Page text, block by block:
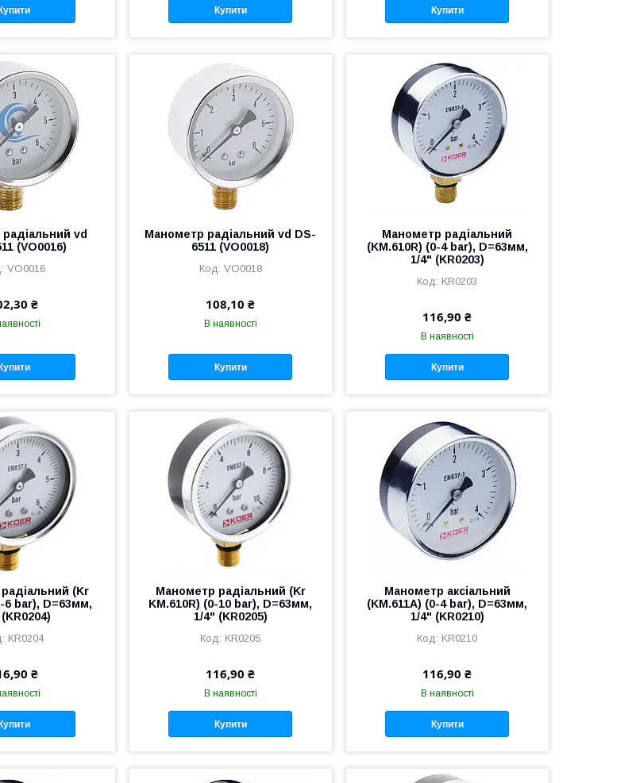
Купити Купити Купити
vd
(VO0016)
VO0016
₴
Манометр радіальний vd DS-
6511 (VO0018)
VO0018
108,10 ₴
В наявності
Купити
Манометр радіальний
(KM.610R) (0-4 bar), D=63мм,
1/4" (KR0203)
KR0203
116,90 ₴
В наявності
Купити
(Kr
6 bar), D=63мм,
KR0204
₴
Манометр радіальний (Kr
KM.610R) (0-10 bar), D=63мм,
1/4" (KR0205)
KR0205
116,90 ₴
В наявності
Купити
Манометр аксіальний
(KM.611A) (0-4 bar), D=63мм,
1/4" (KR0210)
KR0210
116,90 ₴
В наявності
Купити